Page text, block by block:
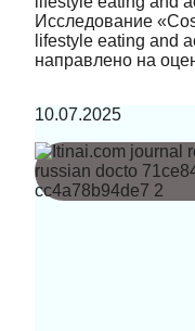
Исследование
lifestyle eating and
направлено на
10.07.2025